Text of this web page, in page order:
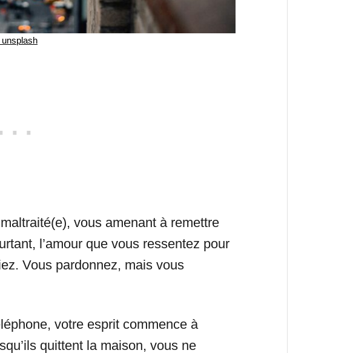
unsplash
vous amenant à remettre
l’amour que vous ressentez pour
Vous pardonnez, mais vous
votre esprit commence à
quittent la maison, vous ne